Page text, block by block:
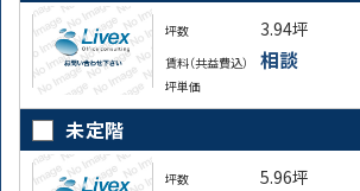
坪数 3.94坪
賃料（共益費込） 相談
坪単価
未定階
坪数 5.96坪